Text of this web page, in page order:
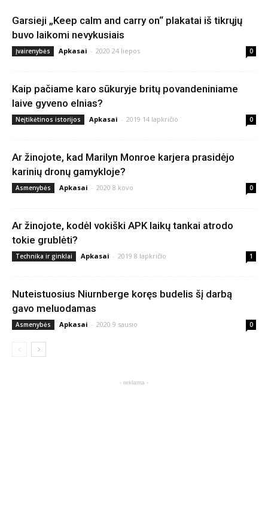
Garsieji „Keep calm and carry on“ plakatai iš tikrųjų
buvo laikomi nevykusiais
Įvairenybės Apkasai - 2020 24 liepos 0
Kaip pačiame karo sūkuryje britų povandeniniame
laive gyveno elnias?
Neįtikėtinos istorijos Apkasai - 2019 14 lapkričio 0
Ar žinojote, kad Marilyn Monroe karjera prasidėjo
karinių dronų gamykloje?
Asmenybės Apkasai - 2020 8 kovo 0
Ar žinojote, kodėl vokiški APK laikų tankai atrodo
tokie grublėti?
Technika ir ginklai Apkasai - 2019 8 lapkričio 1
Nuteistuosius Niurnberge koręs budelis šį darbą
gavo meluodamas
Asmenybės Apkasai - 2020 9 sausio 0
- reklama -